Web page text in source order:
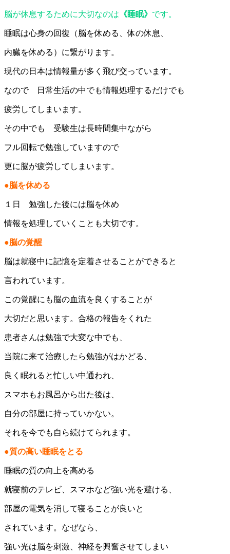
脳が休息するために大切なのは 《睡眠》 です。
睡眠は心身の回復（脳を休める、体の休息、
内臓を休める）に繋がります。
現代の日本は情報量が多く飛び交っています。
なので 日常生活の中でも情報処理するだけでも
疲労してしまいます。
その中でも 受験生は長時間集中ながら
フル回転で勉強していますので
更に脳が疲労してしまいます。
●脳を休める
１日 勉強した後には脳を休め
情報を処理していくことも大切です。
●脳の覚醒
脳は就寝中に記憶を定着させることができると
言われています。
この覚醒にも脳の血流を良くすることが
大切だと思います。合格の報告をくれた
患者さんは勉強で大変な中でも、
当院に来て治療したら勉強がはかどる、
良く眠れると忙しい中通われ、
スマホもお風呂から出た後は、
自分の部屋に持っていかない。
それを今でも自ら続けてられます。
●質の高い睡眠をとる
睡眠の質の向上を高める
就寝前のテレビ、スマホなど強い光を避ける、
部屋の電気を消して寝ることが良いと
されています。なぜなら、
強い光は脳を刺激、神経を興奮させてしまい